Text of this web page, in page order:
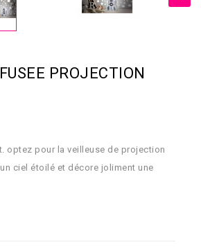
PROJECTION
optez pour la veilleuse de projection
ciel étoilé et décore joliment une